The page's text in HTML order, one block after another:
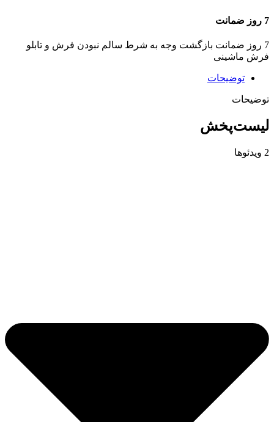
7 روز ضمانت
7 روز ضمانت بازگشت وجه به شرط سالم نبودن فرش و تابلو
فرش ماشینی
توضیحات
توضیحات
لیست‌پخش
2 ویدئوها